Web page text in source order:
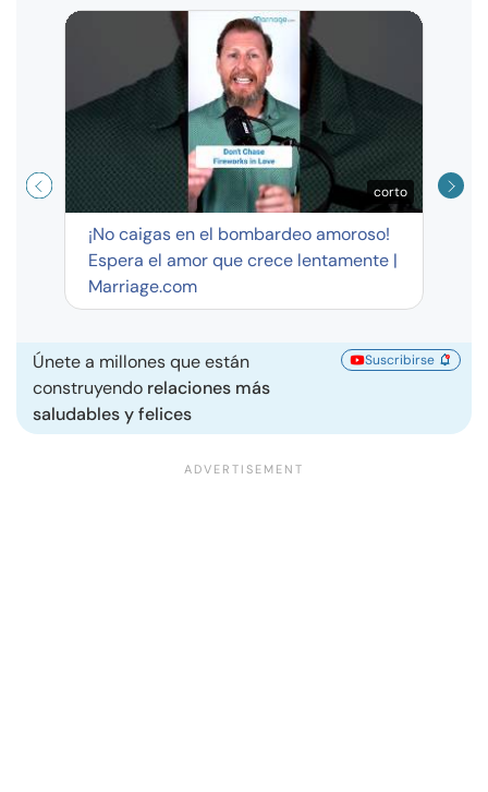
corto
¡No caigas en el bombardeo amoroso!
Espera el amor que crece lentamente |
Marriage.com
Únete a millones que están
construyendo relaciones más
saludables y felices
Suscribirse